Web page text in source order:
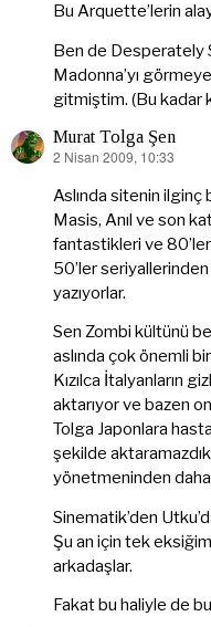
Bu Arquette’lerin
Ben de Desperately
Madonna’yı
gitmiştim. (Bu kadar
Murat Tolga Şen
dedi
2 Nisan 2009, 10:33
Aslında sitenin
Masis, Anıl ve son
fantastikleri ve 80’ler
50’ler
yazıyorlar.
Sen Zombi kültünü
aslında çok önemli
Kızılca İtalyanların
aktarıyor ve bazen
Tolga Japonlara
şekilde
yönetmeninden
Sinematik’den
Şu an için tek
arkadaşlar.
Fakat bu haliyle de